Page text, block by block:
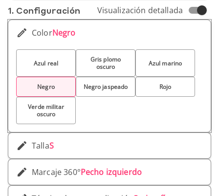
1. Conf­iguración Visualización detallada
ColorNegro
Azul real
Gris plomo
oscuro
Azul marino
Negro Negro jaspeado Rojo
Verde militar
oscuro
TallaS
Marcaje 360°Pecho izquierdo